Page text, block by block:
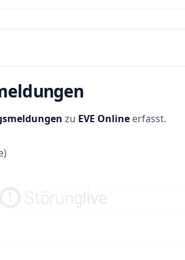
zu EVE Online erfasst.